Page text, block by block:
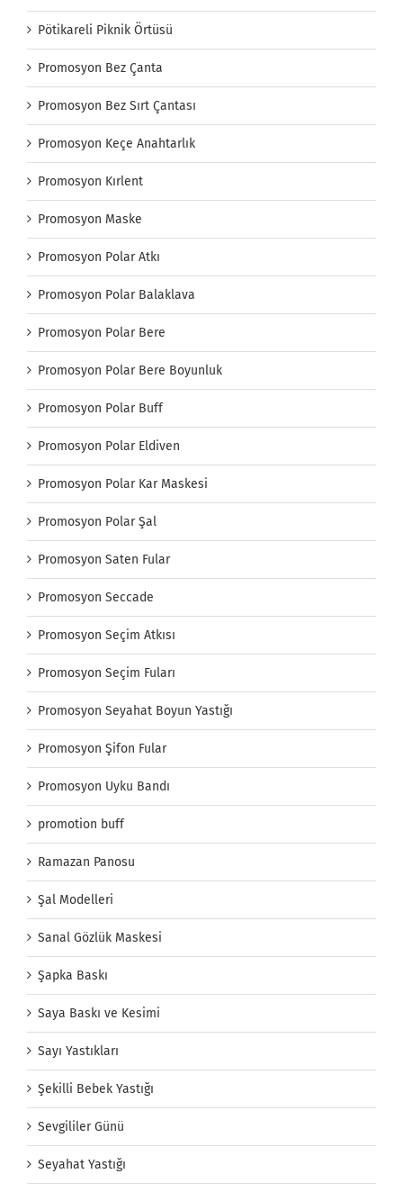
Pötikareli Piknik Örtüsü
Promosyon Bez Çanta
Promosyon Bez Sırt Çantası
Promosyon Keçe Anahtarlık
Promosyon Kırlent
Promosyon Maske
Promosyon Polar Atkı
Promosyon Polar Balaklava
Promosyon Polar Bere
Promosyon Polar Bere Boyunluk
Promosyon Polar Buff
Promosyon Polar Eldiven
Promosyon Polar Kar Maskesi
Promosyon Polar Şal
Promosyon Saten Fular
Promosyon Seccade
Promosyon Seçim Atkısı
Promosyon Seçim Fuları
Promosyon Seyahat Boyun Yastığı
Promosyon Şifon Fular
Promosyon Uyku Bandı
promotion buff
Ramazan Panosu
Şal Modelleri
Sanal Gözlük Maskesi
Şapka Baskı
Saya Baskı ve Kesimi
Sayı Yastıkları
Şekilli Bebek Yastığı
Sevgililer Günü
Seyahat Yastığı